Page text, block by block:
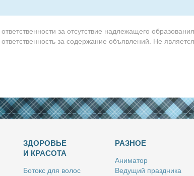
за отсутствие надлежащего
за содержание объявлений. Не
ЗДОРОВЬЕ
И КРАСОТА
Бо­токс для во­лос
РАЗНОЕ
Ани­ма­тор
Ве­ду­щий празд­ни­ка